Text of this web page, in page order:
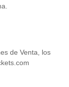
de Venta, los